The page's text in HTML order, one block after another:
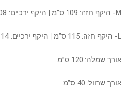
M- היקף חזה: 109 ס”מ | היקף ירכיים: 108 ס”מ.
L- היקף חזה: 115 ס”מ | היקף ירכיים: 114 ס”מ
אורך שמלה: 120 ס”מ
אורך שרוול: 40 ס”מ